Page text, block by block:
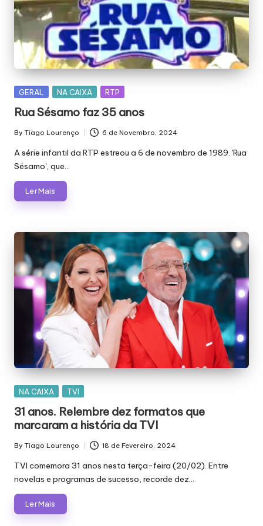
E
J
Á
F
O
I
M
Á
G
I
C
A
Posted
GERAL NA CAIXA RTP
Rua Sésamo faz 35 anos
Posted
by
By Tiago Lourenço 6 de Novembro, 2024
A série infantil da RTP estreou a 6 de novembro de 1989. 'Rua
Sésamo', que…
Ler Mais
Posted
NA CAIXA TVI
31 anos. Relembre dez formatos que
marcaram a história da TVI
Posted
by
By Tiago Lourenço 18 de Fevereiro, 2024
TVI comemora 31 anos nesta terça-feira (20/02). Entre
novelas e programas de sucesso, recorde dez…
Ler Mais